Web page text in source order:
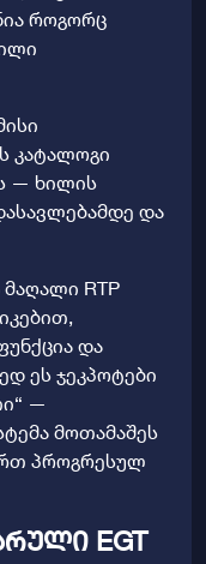
როგორც
კატალოგი
— ხილის
და
RTP
და
ეს ჯეკპოტები
—
მოთამაშეს
პროგრესულ
EGT